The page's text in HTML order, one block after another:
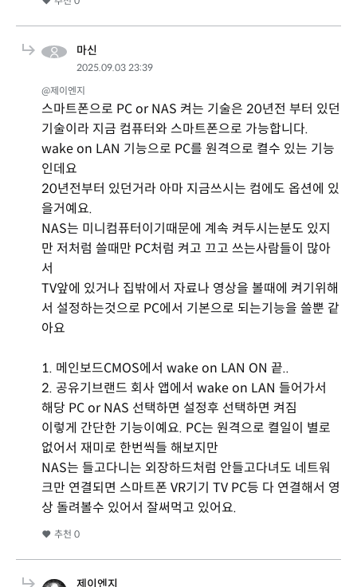
마신
2025.09.03 23:39
@제이엔지
스마트폰으로 PC or NAS 켜는 기술은 20년전 부터 있던
기술이라 지금 컴퓨터와 스마트폰으로 가능합니다.
wake on LAN 기능으로 PC를 원격으로 켤수 있는 기능
인데요
20년전부터 있던거라 아마 지금쓰시는 컴에도 옵션에 있
을거예요.
NAS는 미니컴퓨터이기때문에 계속 켜두시는분도 있지
만 저처럼 쓸때만 PC처럼 켜고 끄고 쓰는사람들이 많아
서
TV앞에 있거나 집밖에서 자료나 영상을 볼때에 켜기위해
서 설정하는것으로 PC에서 기본으로 되는기능을 쓸뿐 같
아요
1. 메인보드CMOS에서 wake on LAN ON 끝..
2. 공유기브랜드 회사 앱에서 wake on LAN 들어가서
해당 PC or NAS 선택하면 설정후 선택하면 켜짐
이렇게 간단한 기능이예요. PC는 원격으로 켤일이 별로
없어서 재미로 한번씩들 해보지만
NAS는 들고다니는 외장하드처럼 안들고다녀도 네트워
크만 연결되면 스마트폰 VR기기 TV PC등 다 연결해서 영
상 돌려볼수 있어서 잘써먹고 있어요.
추천 0
제이엔지